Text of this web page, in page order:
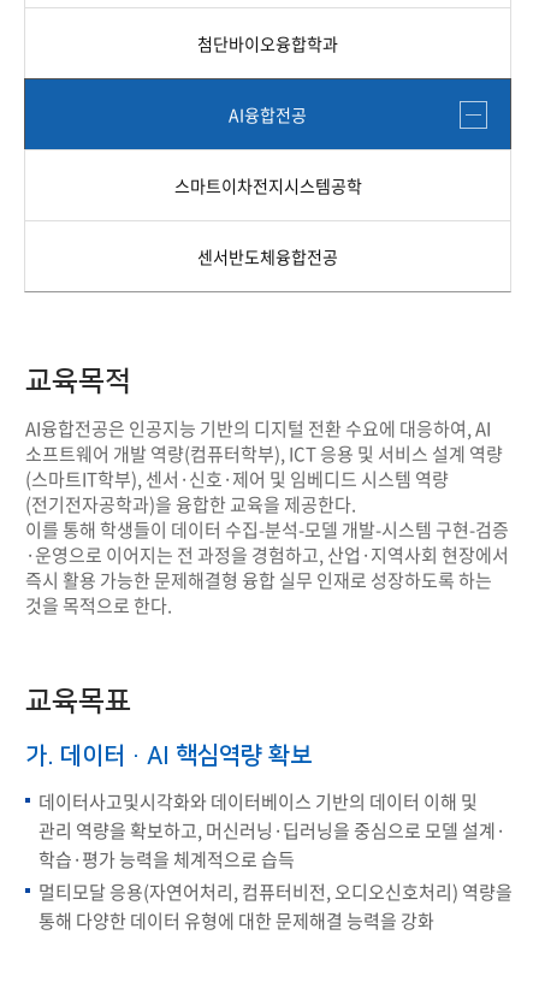
첨단바이오융합학과
AI융합전공
스마트이차전지시스템공학
센서반도체융합전공
교육목적
AI융합전공은 인공지능 기반의 디지털 전환 수요에 대응하여, AI
소프트웨어 개발 역량(컴퓨터학부), ICT 응용 및 서비스 설계 역량
(스마트IT학부), 센서·신호·제어 및 임베디드 시스템 역량
(전기전자공학과)을 융합한 교육을 제공한다.
이를 통해 학생들이 데이터 수집-분석-모델 개발-시스템 구현-검증
·운영으로 이어지는 전 과정을 경험하고, 산업·지역사회 현장에서
즉시 활용 가능한 문제해결형 융합 실무 인재로 성장하도록 하는
것을 목적으로 한다.
교육목표
가. 데이터·AI 핵심역량 확보
데이터사고및시각화와 데이터베이스 기반의 데이터 이해 및
관리 역량을 확보하고, 머신러닝·딥러닝을 중심으로 모델 설계·
학습·평가 능력을 체계적으로 습득
멀티모달 응용(자연어처리, 컴퓨터비전, 오디오신호처리) 역량을
통해 다양한 데이터 유형에 대한 문제해결 능력을 강화